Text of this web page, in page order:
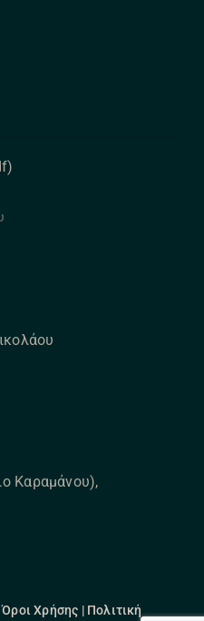
Καραμάνου),
Όροι Χρήσης | Πολιτική